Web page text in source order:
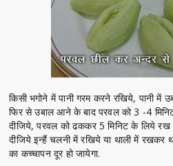
किसी भगोने में पानी गरम करने रखिये, पानी में
फिर से उबाल आने के बाद परवल को 3 -4
दीजिये, परवल को ढककर 5 मिनिट के लिये
दीजिये इन्हैं चलनी में रखिये या थाली में रखकर
का कच्चापन दूर हो जायेगा.